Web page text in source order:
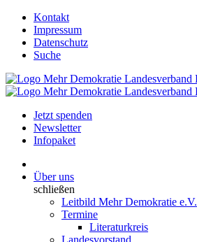
Kontakt
Impressum
Datenschutz
Suche
Jetzt spenden
Newsletter
Infopaket
Über uns
schließen
Leitbild Mehr Demokratie e.V.
Termine
Literaturkreis
Landesvorstand